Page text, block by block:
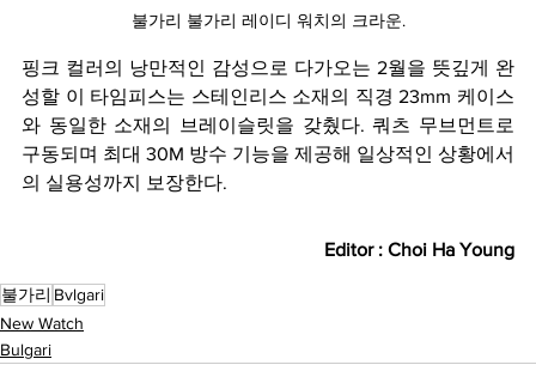
불가리 불가리 레이디 워치의 크라운.
핑크 컬러의 낭만적인 감성으로 다가오는 2월을 뜻깊게 완
성할 이 타임피스는 스테인리스 소재의 직경 23mm 케이스
와 동일한 소재의 브레이슬릿을 갖췄다. 쿼츠 무브먼트로
구동되며 최대 30M 방수 기능을 제공해 일상적인 상황에서
의 실용성까지 보장한다.
Editor : Choi Ha Young
불가리 Bvlgari
New Watch
Bulgari